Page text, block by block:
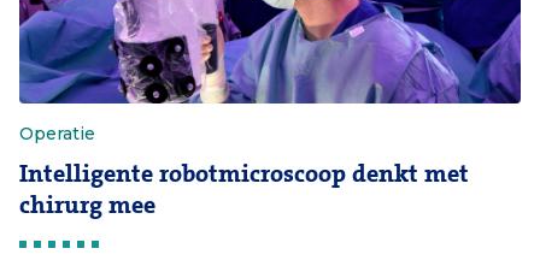
Operatie
Intelligente robotmicroscoop denkt met
chirurg mee